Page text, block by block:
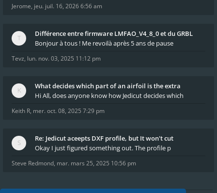
Jerome, jeu. juil. 16, 2026 6:56 am
Différence entre firmware LMFAO_V4_8_0 et du GRBL
Bonjour à tous ! Me revoilà après 5 ans de pause
Tevz, lun. nov. 03, 2025 11:12 pm
What decides which part of an airfoil is the extra
Hi All, does anyone know how Jedicut decides which
Keith R, mer. oct. 08, 2025 7:29 pm
Re: Jedicut aceepts DXF profile, but It won't cut
Okay I just figured something out. The profile p
Steve Redmond, mar. mars 25, 2025 10:56 pm